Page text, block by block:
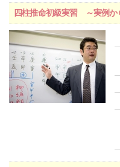
四柱推命初級実習 ～実例か